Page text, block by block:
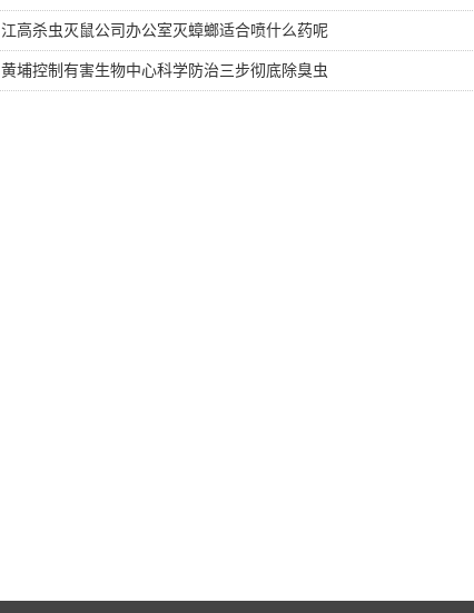
江高杀虫灭鼠公司办公室灭蟑螂适合喷什么药呢
黄埔控制有害生物中心科学防治三步彻底除臭虫